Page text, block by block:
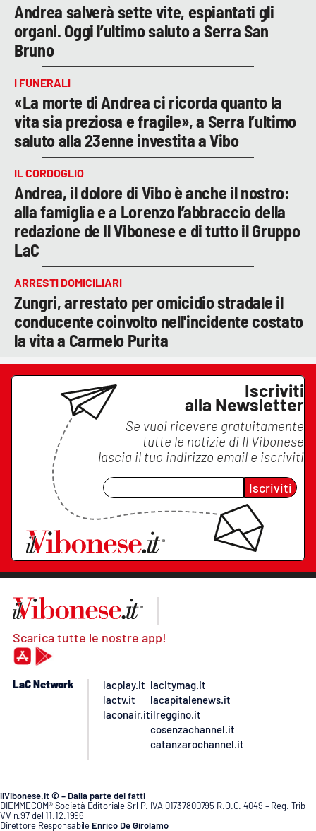
Andrea salverà sette vite, espiantati gli
organi. Oggi l’ultimo saluto a Serra San
Bruno
I FUNERALI
«La morte di Andrea ci ricorda quanto la
vita sia preziosa e fragile», a Serra l’ultimo
saluto alla 23enne investita a Vibo
IL CORDOGLIO
Andrea, il dolore di Vibo è anche il nostro:
alla famiglia e a Lorenzo l’abbraccio della
redazione de Il Vibonese e di tutto il Gruppo
LaC
ARRESTI DOMICILIARI
Zungri, arrestato per omicidio stradale il
conducente coinvolto nell'incidente costato
la vita a Carmelo Purita
Iscriviti
alla Newsletter
Se vuoi ricevere gratuitamente
tutte le notizie di Il Vibonese
lascia il tuo indirizzo email e iscriviti
Iscriviti
Scarica tutte le nostre app!
LaC Network
lacplay.it
lactv.it
laconair.it
lacitymag.it
lacapitalenews.it
ilreggino.it
cosenzachannel.it
catanzarochannel.it
ilVibonese.it © – Dalla parte dei fatti
DIEMMECOM® Società Editoriale Srl P. IVA 01737800795 R.O.C. 4049 – Reg. Trib
VV n.97 del 11.12.1996
Direttore Responsabile Enrico De Girolamo